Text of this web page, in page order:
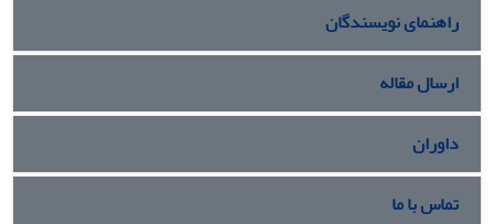
راهنمای نویسندگان
ارسال مقاله
داوران
تماس با ما